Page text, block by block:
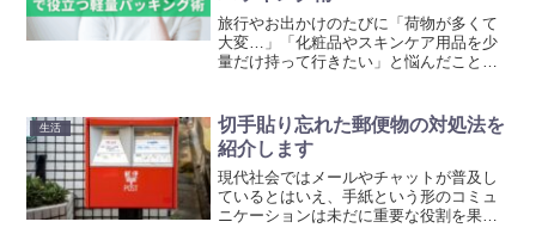
旅行やお出かけのたびに「荷物が多くて
大変…」「化粧品やスキンケア用品を少
量だけ持って行きたい」と悩んだことは
集めている「ストローパッキング」で
す。しかもこの方法、はさ...
生活
切手貼り忘れた郵便物の対処法を
紹介します
現代社会ではメールやチャットが普及し
ているとはいえ、手紙という形のコミュ
ニケーションは未だに重要な役割を果た